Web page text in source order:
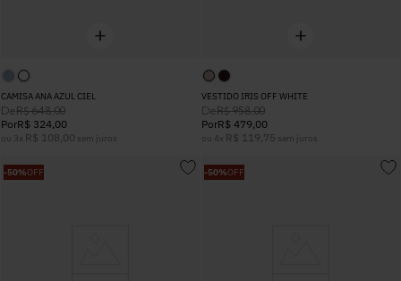
CAMISA ANA AZUL CIEL
DeR$ 648,00
PorR$ 324,00
ou 3 x R$ 108,00 sem juros
VESTIDO IRIS OFF WHITE
DeR$ 958,00
PorR$ 479,00
ou 4 x R$ 119,75 sem juros
-50%OFF -50%OFF